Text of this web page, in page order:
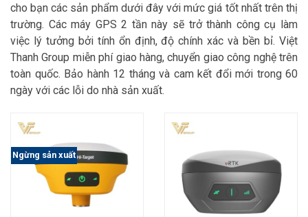
cho bạn các sản phẩm dưới đây với mức giá tốt nhất trên thị
trường. Các máy GPS 2 tần này sẽ trở thành công cụ làm
việc lý tưởng bởi tính ổn định, độ chính xác và bền bỉ. Việt
Thanh Group miễn phí giao hàng, chuyển giao công nghệ trên
toàn quốc. Bảo hành 12 tháng và cam kết đổi mới trong 60
ngày với các lỗi do nhà sản xuất.
Ngừng sản xuất